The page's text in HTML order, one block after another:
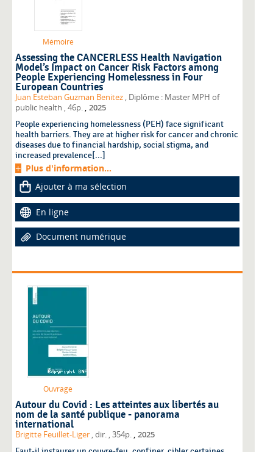
Mémoire
Assessing the CANCERLESS Health Navigation
Model’s Impact on Cancer Risk Factors among
People Experiencing Homelessness in Four
European Countries
Juan Esteban Guzman Benitez , Diplôme : Master MPH of
public health , 46p. , 2025
People experiencing homelessness (PEH) face significant
health barriers. They are at higher risk for cancer and chronic
diseases due to financial hardship, social stigma, and
increased prevalence[...]
Plus d'information...
Ajouter à ma sélection
En ligne
Document numérique
Ouvrage
Autour du Covid : Les atteintes aux libertés au
nom de la santé publique - panorama
international
Brigitte Feuillet-Liger , dir. , 354p. 2025